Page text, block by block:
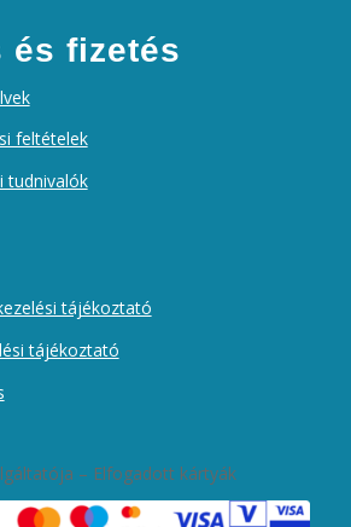
és fizetés
feltételek
tudnivalók
tájékoztató
tájékoztató
– Elfogadott kártyák